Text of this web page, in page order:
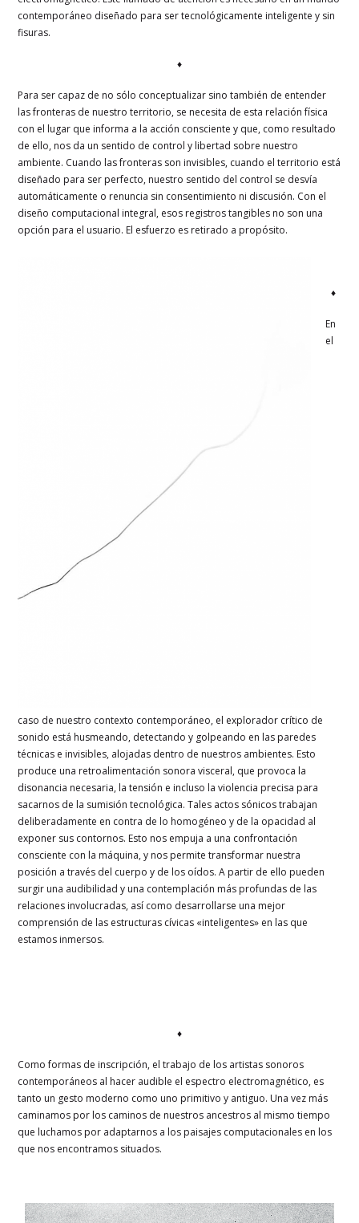
contemporáneo diseñado para ser tecnológicamente inteligente y sin
fisuras.
♦
Para ser capaz de no sólo conceptualizar sino también de entender
las fronteras de nuestro territorio, se necesita de esta relación física
con el lugar que informa a la acción consciente y que, como resultado
de ello, nos da un sentido de control y libertad sobre nuestro
ambiente. Cuando las fronteras son invisibles, cuando el territorio está
diseñado para ser perfecto, nuestro sentido del control se desvía
automáticamente o renuncia sin consentimiento ni discusión. Con el
diseño computacional integral, esos registros tangibles no son una
opción para el usuario. El esfuerzo es retirado a propósito.
♦
En
el
caso de nuestro contexto contemporáneo, el explorador crítico de
sonido está husmeando, detectando y golpeando en las paredes
técnicas e invisibles, alojadas dentro de nuestros ambientes. Esto
produce una retroalimentación sonora visceral, que provoca la
disonancia necesaria, la tensión e incluso la violencia precisa para
sacarnos de la sumisión tecnológica. Tales actos sónicos trabajan
deliberadamente en contra de lo homogéneo y de la opacidad al
exponer sus contornos. Esto nos empuja a una confrontación
consciente con la máquina, y nos permite transformar nuestra
posición a través del cuerpo y de los oídos. A partir de ello pueden
surgir una audibilidad y una contemplación más profundas de las
relaciones involucradas, así como desarrollarse una mejor
comprensión de las estructuras cívicas «inteligentes» en las que
estamos inmersos.
♦
Como formas de inscripción, el trabajo de los artistas sonoros
contemporáneos al hacer audible el espectro electromagnético, es
tanto un gesto moderno como uno primitivo y antiguo. Una vez más
caminamos por los caminos de nuestros ancestros al mismo tiempo
que luchamos por adaptarnos a los paisajes computacionales en los
que nos encontramos situados.